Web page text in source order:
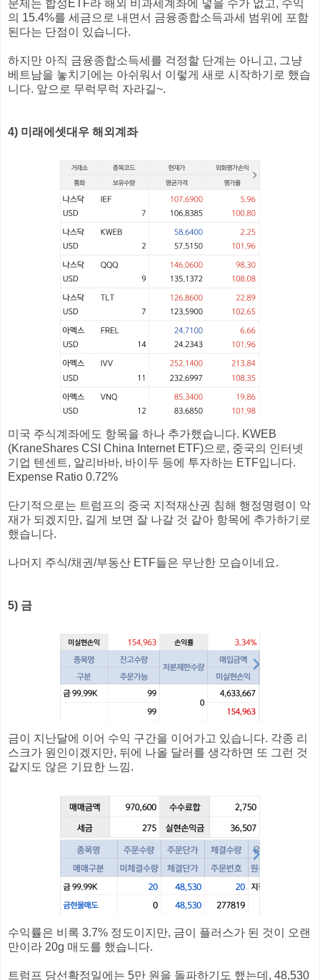
문제는 합성ETF라 해외 비과세계좌에 넣을 수가 없고, 수익
의 15.4%를 세금으로 내면서 금융종합소득과세 범위에 포함
된다는 단점이 있습니다.
하지만 아직 금융종합소득세를 걱정할 단계는 아니고, 그냥
베트남을 놓치기에는 아쉬워서 이렇게 새로 시작하기로 했습
니다. 앞으로 무럭무럭 자라길~.
4) 미래에셋대우 해외계좌
미국 주식계좌에도 항목을 하나 추가했습니다. KWEB
(KraneShares CSI China Internet ETF)으로, 중국의 인터넷
기업 텐센트, 알리바바, 바이두 등에 투자하는 ETF입니다.
Expense Ratio 0.72%
단기적으로는 트럼프의 중국 지적재산권 침해 행정명령이 악
재가 되겠지만, 길게 보면 잘 나갈 것 같아 항목에 추가하기로
했습니다.
나머지 주식/채권/부동산 ETF들은 무난한 모습이네요.
5) 금
금이 지난달에 이어 수익 구간을 이어가고 있습니다. 각종 리
스크가 원인이겠지만, 뒤에 나올 달러를 생각하면 또 그런 것
같지도 않은 기묘한 느낌.
수익률은 비록 3.7% 정도이지만, 금이 플러스가 된 것이 오랜
만이라 20g 매도를 했습니다.
트럼프 당선확정일에는 5만 원을 돌파하기도 했는데, 48,530